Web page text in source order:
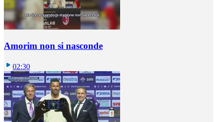
Amorim non si nasconde
02:30